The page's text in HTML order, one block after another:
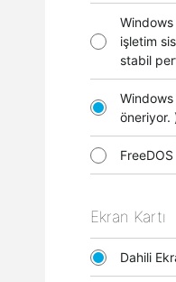
işletim
stabil
Windows
öneriyor.
FreeDOS
Ekran Kartı
Dahili